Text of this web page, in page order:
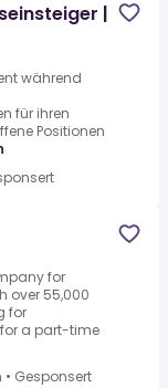
|
während
für ihren
Positionen
for
over 55,000
for
a part-time
• Gesponsert